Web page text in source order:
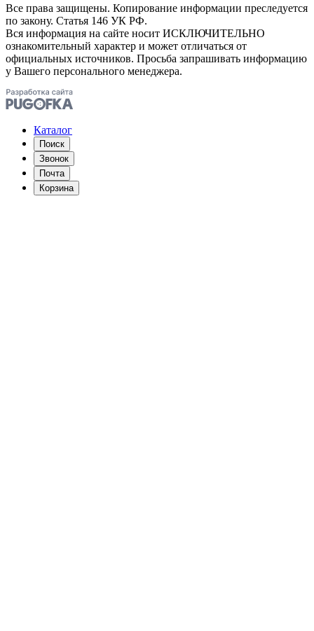
Все права защищены. Копирование информации преследуется
по закону. Статья 146 УК РФ.
Вся информация на сайте носит ИСКЛЮЧИТЕЛЬНО
ознакомительный характер и может отличаться от
официальных источников. Просьба запрашивать информацию
у Вашего персонального менеджера.
Каталог
Поиск
Звонок
Почта
Корзина